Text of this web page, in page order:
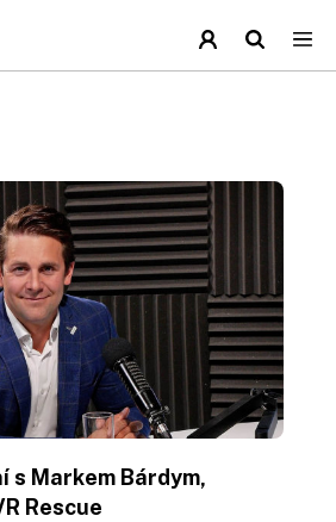
s Markem Bárdym,
Rescue